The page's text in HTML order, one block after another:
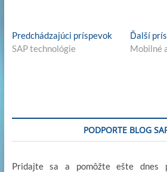
e b
er d
ail
Navigácia
v
Predchádzajúci príspevokPrevious
post:
SAP technológie
Ďalší
Mobilné
PODPORTE BLOG
Pridajte sa a pomôžte ešte dnes